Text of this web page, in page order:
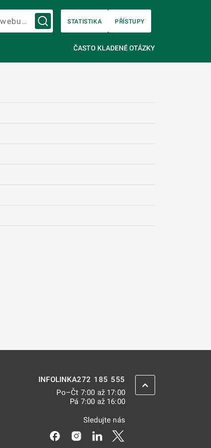
Vyhledávání na webu…
STATISTIKA PŘÍSTUPY
ČASTO KLADENÉ OTÁZKY
INFOLINKA272 185 555
Po–Čt 7:00 až 17:00
Pá 7:00 až 16:00
Sledujte nás
Odkaz se otevře na nové kartě
Odkaz se otevře na nové kartě
Odkaz se otevře na nové
ZPĚT NAHORU